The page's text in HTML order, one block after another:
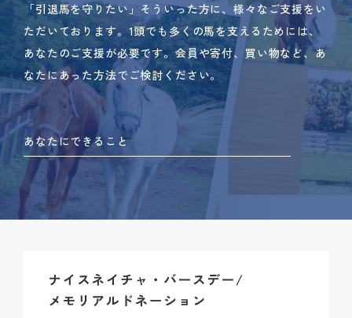
「引退馬を守りたい」そういった方に、様々なご支援をい
ただいております。 1頭でも多くの馬を支えるためには、
あなたのご支援が必要です。 会員や寄付、買い物など、あ
なたにあった方法でご検討ください。
あなたにできること